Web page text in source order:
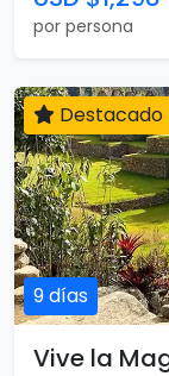
por persona
9 días
Destacado
Vive la